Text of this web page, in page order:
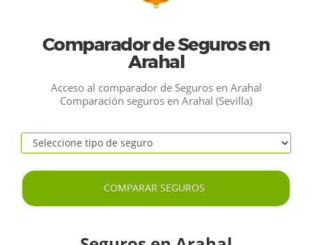
Comparador de Seguros en
Arahal
Acceso al comparador de Seguros en Arahal
Comparación seguros en Arahal (Sevilla)
COMPARAR SEGUROS